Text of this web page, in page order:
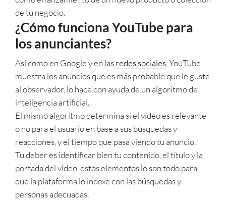
de tu negocio.
¿Cómo funciona YouTube para
los anunciantes?
Así como en Google y en lasredes sociales , YouTube
muestra los anuncios que es más probable que le guste
al observador, lo hace con ayuda de un algoritmo de
inteligencia artificial.
El mismo algoritmo determina si el video es relevante
o no para el usuario en base a sus búsquedas y
reacciones, y el tiempo que pasa viendo tu anuncio.
Tu deber es identificar bien tu contenido, el título y la
portada del video, estos elementos lo son todo para
que la plataforma lo indexe con las búsquedas y
personas adecuadas.